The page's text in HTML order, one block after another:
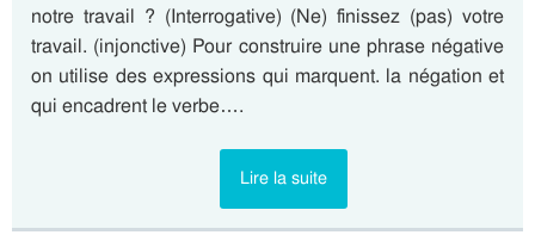
notre travail ? (Interrogative) (Ne) finissez (pas) votre
travail. (injonctive) Pour construire une phrase négative
on utilise des expressions qui marquent. la négation et
qui encadrent le verbe….
Lire la suite